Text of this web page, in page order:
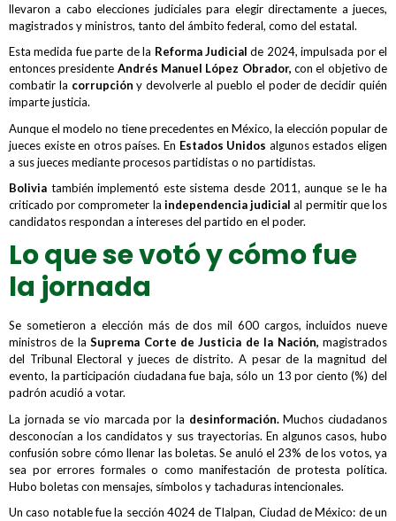
llevaron a cabo elecciones judiciales para elegir directamente a jueces,
magistrados y ministros, tanto del ámbito federal, como del estatal.
Esta medida fue parte de la Reforma Judicial de 2024, impulsada por el
entonces presidente Andrés Manuel López Obrador, con el objetivo de
combatir la corrupción y devolverle al pueblo el poder de decidir quién
imparte justicia.
Aunque el modelo no tiene precedentes en México, la elección popular de
jueces existe en otros países. En Estados Unidos algunos estados eligen
a sus jueces mediante procesos partidistas o no partidistas.
Bolivia también implementó este sistema desde 2011, aunque se le ha
criticado por comprometer la independencia judicial al permitir que los
candidatos respondan a intereses del partido en el poder.
Lo que se votó y cómo fue
la jornada
Se sometieron a elección más de dos mil 600 cargos, incluidos nueve
ministros de laSuprema Corte de Justicia de la Nación, magistrados
del Tribunal Electoral y jueces de distrito. A pesar de la magnitud del
evento, la participación ciudadana fue baja, sólo un 13 por ciento (%) del
padrón acudió a votar.
La jornada se vio marcada por la desinformación.Muchos ciudadanos
desconocían a los candidatos y sus trayectorias. En algunos casos, hubo
confusión sobre cómo llenar las boletas. Se anuló el 23% de los votos, ya
sea por errores formales o como manifestación de protesta política.
Hubo boletas con mensajes, símbolos y tachaduras intencionales.
Un caso notable fue la sección 4024 de Tlalpan, Ciudad de México: de un